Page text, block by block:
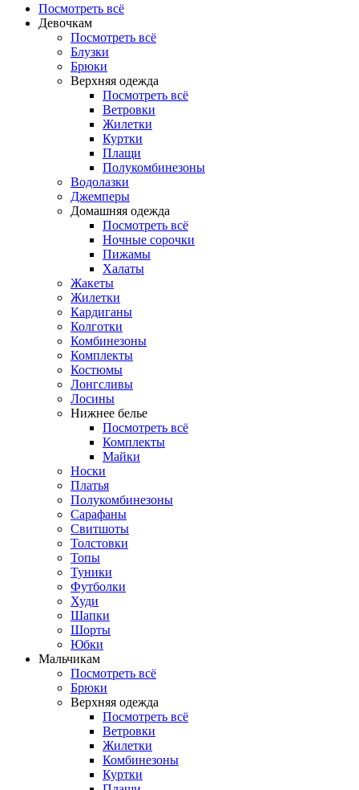
Посмотреть всё
Девочкам
Посмотреть всё
Блузки
Брюки
Верхняя одежда
Посмотреть всё
Ветровки
Жилетки
Куртки
Плащи
Полукомбинезоны
Водолазки
Джемперы
Домашняя одежда
Посмотреть всё
Ночные сорочки
Пижамы
Халаты
Жакеты
Жилетки
Кардиганы
Колготки
Комбинезоны
Комплекты
Костюмы
Лонгсливы
Лосины
Нижнее белье
Посмотреть всё
Комплекты
Майки
Носки
Платья
Полукомбинезоны
Сарафаны
Свитшоты
Толстовки
Топы
Туники
Футболки
Худи
Шапки
Шорты
Юбки
Мальчикам
Посмотреть всё
Брюки
Верхняя одежда
Посмотреть всё
Ветровки
Жилетки
Комбинезоны
Куртки